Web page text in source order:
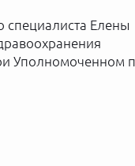
специалиста Елены
Уполномоченном